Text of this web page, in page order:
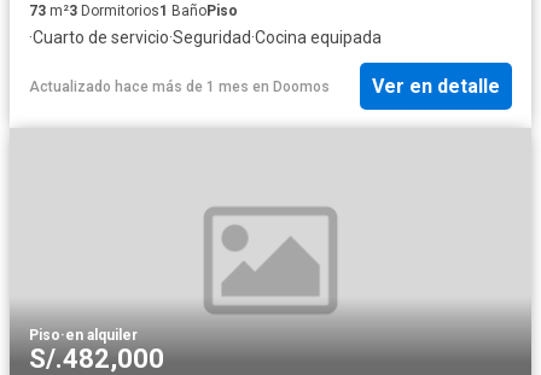
73 m²3 Dormitorios1 BañoPiso
·Cuarto de servicio·Seguridad·Cocina equipada
Actualizado hace más de 1 mes en Doomos Ver en detalle
Piso·en alquiler
S/.482,000